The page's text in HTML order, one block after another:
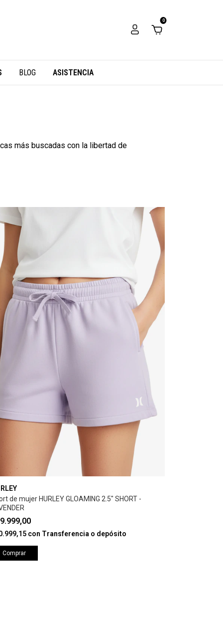
0
BLOG ASISTENCIA
más buscadas con la libertad de
de mujer HURLEY GLOAMING 2.5" SHORT -
con Transferencia o depósito
Comprar